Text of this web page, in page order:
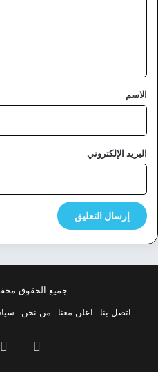
*
الاسم
البريد الإلكتروني
جميع الحقوق
اتصل بنا
اعلن معنا من نحن
فيسبوك